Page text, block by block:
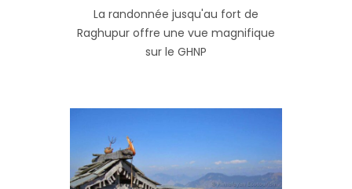
La randonnée jusqu'au fort de
Raghupur offre une vue magnifique
sur le GHNP